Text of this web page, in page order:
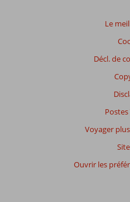
Le
Décl. de
Voyager
Ouvrir les